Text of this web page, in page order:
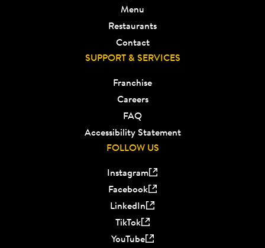
Menu
Restaurants
Contact
SUPPORT & SERVICES
Franchise
Careers
FAQ
Accessibility Statement
FOLLOW US
Instagram
Facebook
LinkedIn
TikTok
YouTube